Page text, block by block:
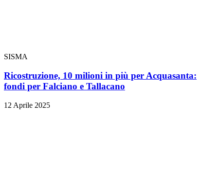
SISMA
Ricostruzione, 10 milioni in più per Acquasanta:
fondi per Falciano e Tallacano
12 Aprile 2025